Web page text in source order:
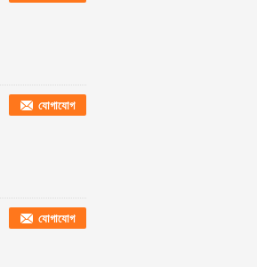
যোগাযোগ
যোগাযোগ